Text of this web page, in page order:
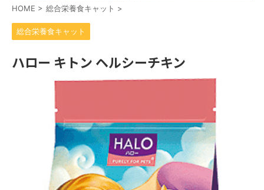
HOME > 総合栄養食キャット >
総合栄養食キャット
ハロー キトン ヘルシーチキン